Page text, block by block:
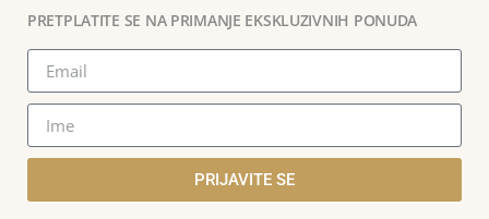
PRETPLATITE SE NA PRIMANJE EKSKLUZIVNIH PONUDA
PRIJAVITE SE